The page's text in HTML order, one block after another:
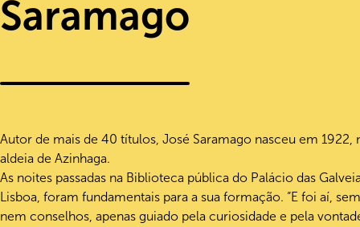
Saramago
Autor de mais de 40 títulos, José Saramago nasceu em 1922,
aldeia de Azinhaga.
As noites passadas na Biblioteca pública do Palácio das
Lisboa, foram fundamentais para a sua formação. “E foi aí,
nem conselhos, apenas guiado pela curiosidade e pela